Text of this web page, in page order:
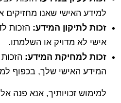
למידע האישי שאנו מחזיקים
זכות לתיקון המידע: הזכות
אישי לא מדויק או השלמתו.
זכות למחיקת המידע:
המידע האישי שלך, בכפוף
למימוש זכויותיך, אנא פנה